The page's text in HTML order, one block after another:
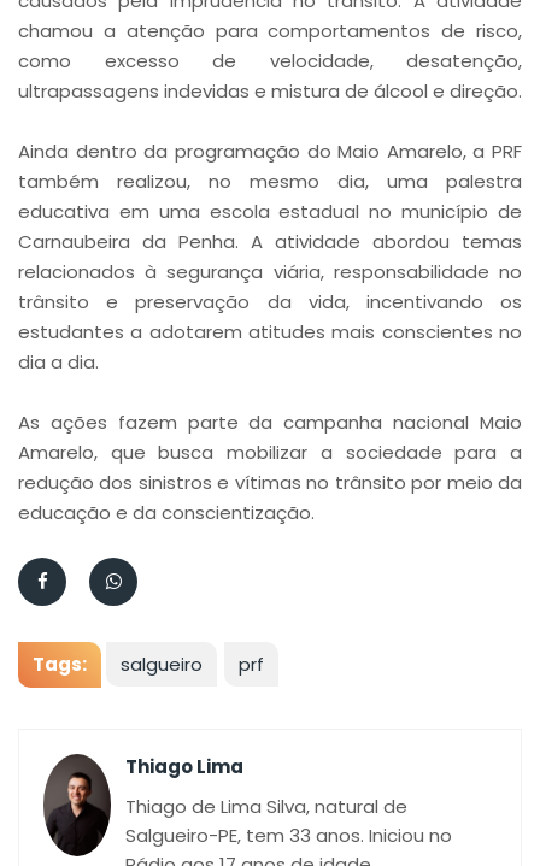
chamou a atenção para comportamentos de risco,
como excesso de velocidade, desatenção,
ultrapassagens indevidas e mistura de álcool e direção.
Ainda dentro da programação do Maio Amarelo, a PRF
também realizou, no mesmo dia, uma palestra
educativa em uma escola estadual no município de
Carnaubeira da Penha. A atividade abordou temas
relacionados à segurança viária, responsabilidade no
trânsito e preservação da vida, incentivando os
estudantes a adotarem atitudes mais conscientes no
dia a dia.
As ações fazem parte da campanha nacional Maio
Amarelo, que busca mobilizar a sociedade para a
redução dos sinistros e vítimas no trânsito por meio da
educação e da conscientização.
Tags: salgueiro prf
Thiago Lima
Thiago de Lima Silva, natural de
Salgueiro-PE, tem 33 anos. Iniciou no